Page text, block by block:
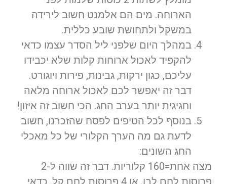
הארוחה. מים הם אלמנט חשוב לירידה
במשקל ולתחושת שובע כללית.
במהלך היום שלפני ליל הסדר עצמו כדאי
להקפיד לאכול ארוחות קלות שלא יכבידו
עליכם, כגון ירקות, גבינות, פירות ויוגורט.
דבר זה יאפשר לכם לאכול ארוחה מלאה
וחגיגית יותר בערב החג. הכי חשוב זה איזון!
בנוסף לכל הטיפים לפסח שהזכרנו, חשוב
לדעת גם מה הערך הקלורי של כל מאכלי
החג השונים:
מצה אחת=160 קלוריות. דבר זה שווה ל-2
פרוסות לחם לבן, או 4 פרוסות לחם קל. כדאי